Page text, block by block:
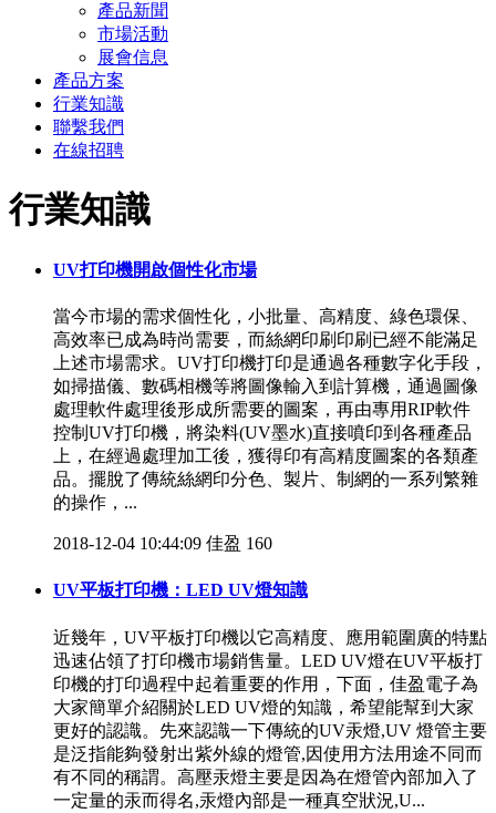
產品新聞
市場活動
展會信息
產品方案
行業知識
聯繫我們
在線招聘
行業知識
UV打印機開啟個性化市場
當今市場的需求個性化，小批量、高精度、綠色環保、
高效率已成為時尚需要，而絲網印刷印刷已經不能滿足
上述市場需求。UV打印機打印是通過各種數字化手段，
如掃描儀、數碼相機等將圖像輸入到計算機，通過圖像
處理軟件處理後形成所需要的圖案，再由專用RIP軟件
控制UV打印機，將染料(UV墨水)直接噴印到各種產品
上，在經過處理加工後，獲得印有高精度圖案的各類產
品。擺脫了傳統絲網印分色、製片、制網的一系列繁雜
的操作，...
2018-12-04 10:44:09 佳盈 160
UV平板打印機：LED UV燈知識
近幾年，UV平板打印機以它高精度、應用範圍廣的特點
迅速佔領了打印機市場銷售量。LED UV燈在UV平板打
印機的打印過程中起着重要的作用，下面，佳盈電子為
大家簡單介紹關於LED UV燈的知識，希望能幫到大家
更好的認識。先來認識一下傳統的UV汞燈,UV 燈管主要
是泛指能夠發射出紫外線的燈管,因使用方法用途不同而
有不同的稱謂。高壓汞燈主要是因為在燈管內部加入了
一定量的汞而得名,汞燈內部是一種真空狀況,U...